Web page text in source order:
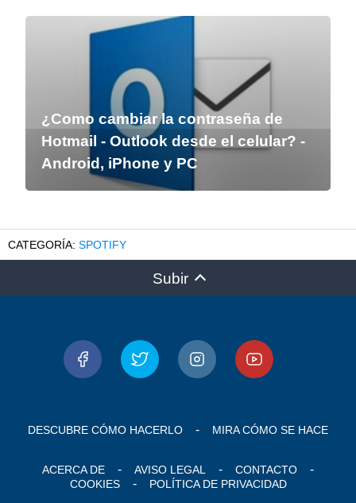
¿Como cambiar la contraseña de
Hotmail - Outlook desde el celular? -
Android, iPhone y PC
SPOTIFY
Subir
DESCUBRE CÓMO HACERLO MIRA CÓMO SE HACE
ACERCA DE AVISO LEGAL
CONTACTO
COOKIES
POLÍTICA DE PRIVACIDAD